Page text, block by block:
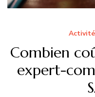
Combien
expert-